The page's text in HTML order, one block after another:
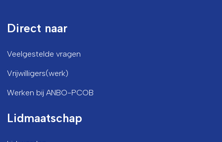
Direct naar
Veelgestelde vragen
Vrijwilligers(werk)
Werken bij ANBO-PCOB
Lidmaatschap